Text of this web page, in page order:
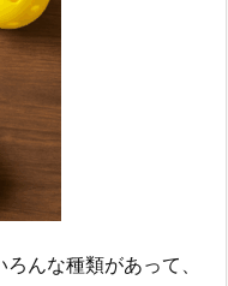
んな種類があって、